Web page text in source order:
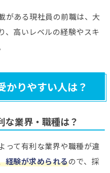
がある現社員の前職は、大
、高いレベルの経験やスキ
かりやすい人は？
な業界・職種は？
って有利な業界や職種が違
経験が求められるので、採